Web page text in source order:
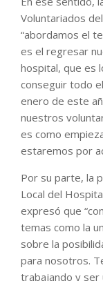
Voluntariados
“abordamos el
es el regresar
hospital, que es
conseguir todo
enero de este
nuestros
es como
estaremos por
Por su parte, la
Local del
expresó que
temas como la
sobre la
para nosotros.
trabajando y ser